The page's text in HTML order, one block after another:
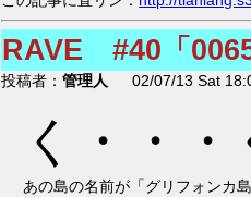
RAVE #40「
投稿者：管理人 02/07/13 Sat
く・・
あの島の名前が「グリフォンカ